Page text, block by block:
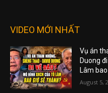
VIDEO MỚI NHẤT
Vụ án
Duong
Lâm
August 5,